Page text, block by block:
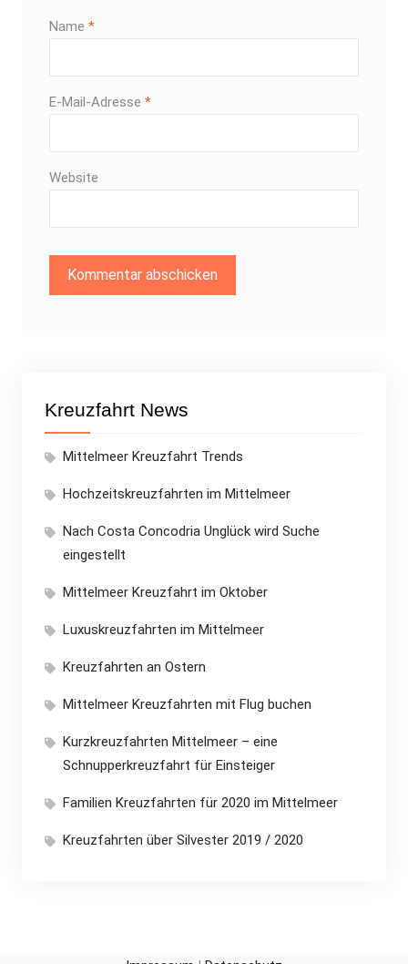
Name *
E-Mail-Adresse *
Website
Kreuzfahrt News
Mittelmeer Kreuzfahrt Trends
Hochzeitskreuzfahrten im Mittelmeer
Nach Costa Concodria Unglück wird Suche
eingestellt
Mittelmeer Kreuzfahrt im Oktober
Luxuskreuzfahrten im Mittelmeer
Kreuzfahrten an Ostern
Mittelmeer Kreuzfahrten mit Flug buchen
Kurzkreuzfahrten Mittelmeer – eine
Schnupperkreuzfahrt für Einsteiger
Familien Kreuzfahrten für 2020 im Mittelmeer
Kreuzfahrten über Silvester 2019 / 2020